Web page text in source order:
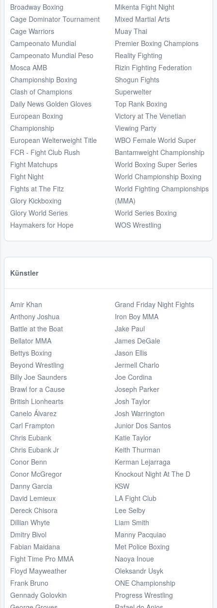
Broadway Boxing
Cage Dominator Tournament
Cage Warriors
Campeonato Mundial
Campeonato Mundial Peso
Mosca AMB
Championship Boxing
Clash of Champions
Daily News Golden Gloves
European Boxing
Championship
European Welterweight Title
FCR - Fight Club Rush
Fight Matchups
Fight Night
Fights at The Fitz
Glory Kickboxing
Glory World Series
Haymakers for Hope
Mikenta Fight Night
Mixed Martial Arts
Muay Thai
Premier Boxing Champions
Reality Fighting
Rizin Fighting Federation
Shogun Fights
Superwelter
Top Rank Boxing
Victory at The Venetian
Viewing Party
WBO Female World Super
Bantamweight Championship
World Boxing Super Series
World Championship Boxing
World Fighting Championships
(MMA)
World Series Boxing
WOS Wrestling
Künstler
Amir Khan
Anthony Joshua
Battle at the Boat
Bellator MMA
Bettys Boxing
Beyond Wrestling
Billy Joe Saunders
Brawl for a Cause
British Lionhearts
Canelo Álvarez
Carl Frampton
Chris Eubank
Chris Eubank Jr
Conor Benn
Conor McGregor
Danny Garcia
David Lemieux
Dereck Chisora
Dillian Whyte
Dmitry Bivol
Fabian Maidana
Fight Time Pro MMA
Floyd Mayweather
Frank Bruno
Gennady Golovkin
Grand Friday Night Fights
Iron Boy MMA
Jake Paul
James DeGale
Jason Ellis
Jermell Charlo
Joe Cordina
Joseph Parker
Josh Taylor
Josh Warrington
Junior Dos Santos
Katie Taylor
Keith Thurman
Kerman Lejarraga
Knockout Night At The D
KSW
LA Fight Club
Lee Selby
Liam Smith
Manny Pacquiao
Met Police Boxing
Naoya Inoue
Oleksandr Usyk
ONE Championship
Progress Wrestling